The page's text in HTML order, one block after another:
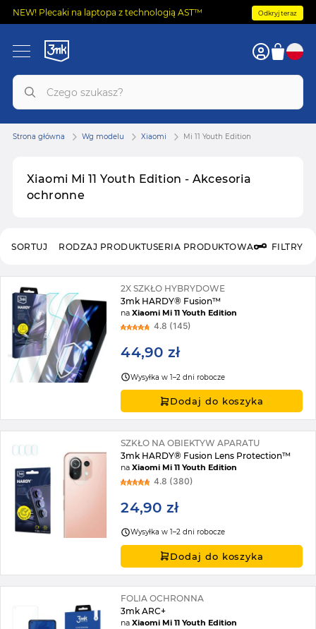
NEW! Plecaki na laptopa z technologią AST™ Odkryj teraz
Xiaomi Mi 11 Youth Edition - Akcesoria
ochronne
Strona główna Wg modelu Xiaomi Mi 11 Youth Edition
RODZAJ PRODUKTUSERIA PRODUKTOWA FILTRY
SORTUJ
2X SZKŁO HYBRYDOWE
3mk HARDY® Fusion™
naXiaomi Mi 11 Youth Edition
4.8 (145)
44,90 zł
Wysyłka w 1–2 dni robocze
Dodaj do koszyka
SZKŁO NA OBIEKTYW APARATU
3mk HARDY® Fusion Lens Protection™
naXiaomi Mi 11 Youth Edition
4.8 (380)
24,90 zł
Wysyłka w 1–2 dni robocze
Dodaj do koszyka
FOLIA OCHRONNA
3mk ARC+
naXiaomi Mi 11 Youth Edition